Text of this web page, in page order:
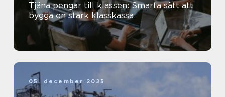
Tjäna pengar till klassen: Smarta sätt att
bygga en stark klasskassa
05. december 2025